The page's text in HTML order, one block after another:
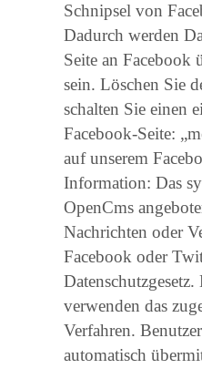
Schnipsel von
Dadurch werden
Seite an Facebook
sein. Löschen Sie
schalten Sie einen
Facebook-Seite:
auf unserem
Information: Das
OpenCms
Nachrichten oder
Facebook oder
Datenschutzgesetz.
verwenden das
Verfahren.
automatisch